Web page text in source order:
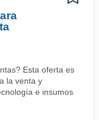
Esta oferta es
la venta y
e insumos